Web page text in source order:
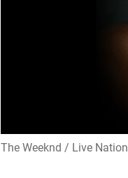
The Weeknd / Live Nation